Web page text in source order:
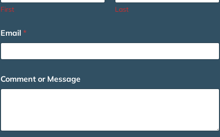
s
s
g
e
m
i
l
First Last
Email *
Comment or Message